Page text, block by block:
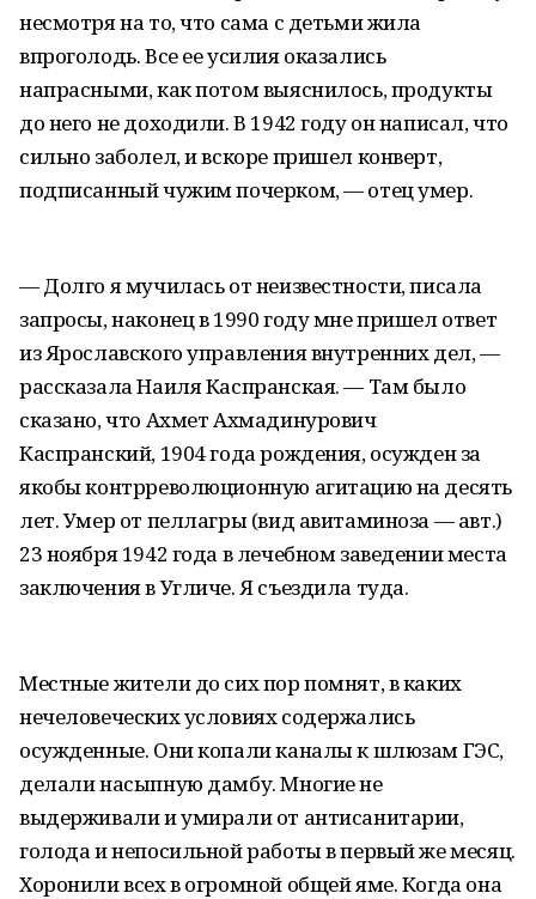
несмотря на то, что сама с детьми жила
впроголодь. Все ее усилия оказались
напрасными, как потом выяснилось, продукты
до него не доходили. В 1942 году он написал, что
сильно заболел, и вскоре пришел конверт,
подписанный чужим почерком, — отец умер.
— Долго я мучилась от неизвестности, писала
запросы, наконец в 1990 году мне пришел ответ
из Ярославского управления внутренних дел, —
рассказала Наиля Каспранская. — Там было
сказано, что Ахмет Ахмадинурович
Каспранский, 1904 года рождения, осужден за
якобы контрреволюционную агитацию на десять
лет. Умер от пеллагры (вид авитаминоза — авт.)
23 ноября 1942 года в лечебном заведении места
заключения в Угличе. Я съездила туда.
Местные жители до сих пор помнят, в каких
нечеловеческих условиях содержались
осужденные. Они копали каналы к шлюзам ГЭС,
делали насыпную дамбу. Многие не
выдерживали и умирали от антисанитарии,
голода и непосильной работы в первый же месяц.
Хоронили всех в огромной общей яме. Когда она